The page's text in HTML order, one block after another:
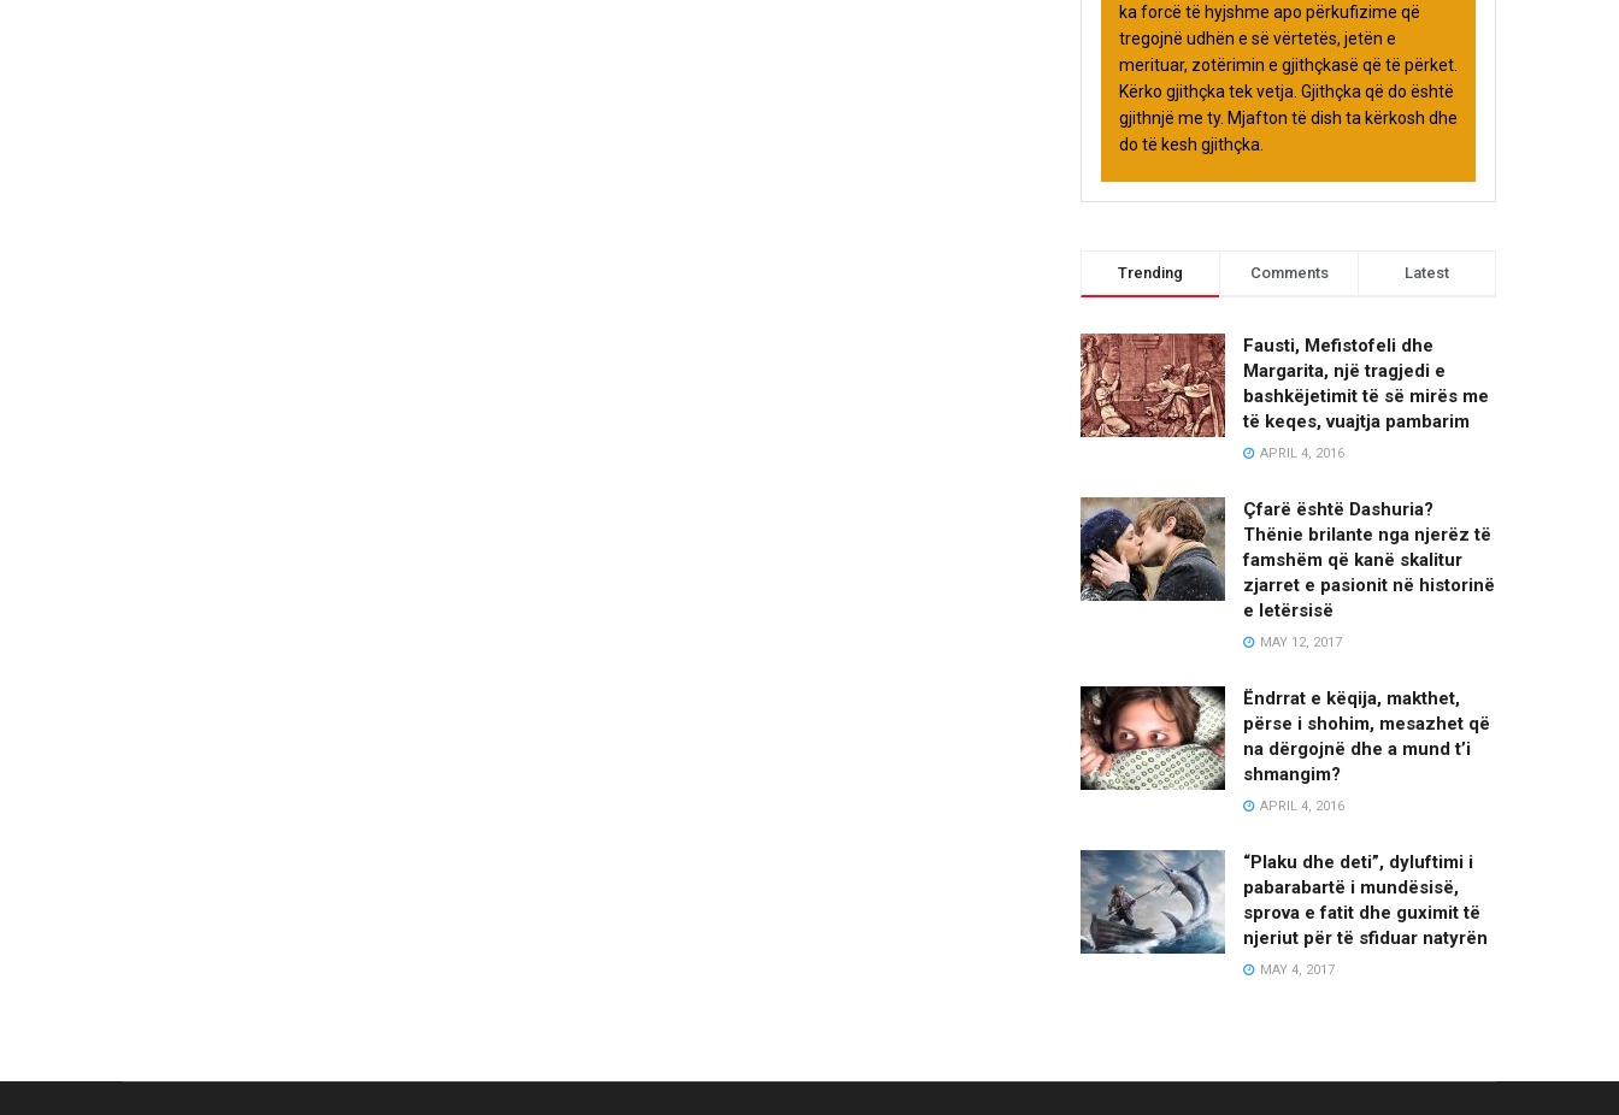
ka forcë të hyjshme apo përkufizime që
tregojnë udhën e së vërtetës, jetën e
merituar, zotërimin e gjithçkasë që të përket.
Kërko gjithçka tek vetja. Gjithçka që do është
gjithnjë me ty. Mjafton të dish ta kërkosh dhe
do të kesh gjithçka.
Trending Comments Latest
Fausti, Mefistofeli dhe
Margarita, një tragjedi e
bashkëjetimit të së mirës me
të keqes, vuajtja pambarim
APRIL 4, 2016
Çfarë është Dashuria?
Thënie brilante nga njerëz të
famshëm që kanë skalitur
zjarret e pasionit në historinë
e letërsisë
MAY 12, 2017
Ëndrrat e këqija, makthet,
përse i shohim, mesazhet që
na dërgojnë dhe a mund t’i
shmangim?
APRIL 4, 2016
“Plaku dhe deti”, dyluftimi i
pabarabartë i mundësisë,
sprova e fatit dhe guximit të
njeriut për të sfiduar natyrën
MAY 4, 2017